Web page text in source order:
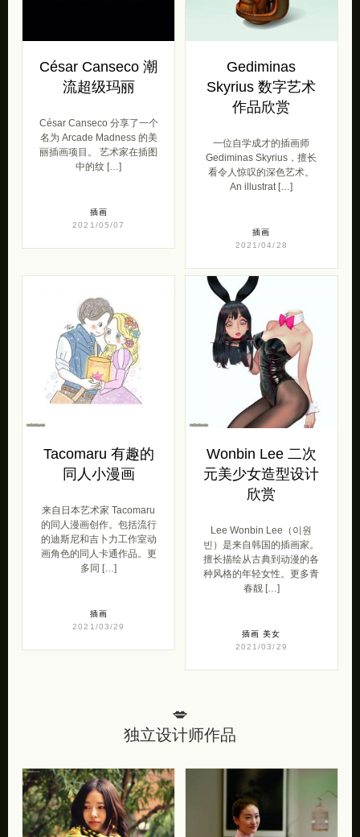
César Canseco 潮
流超级玛丽
César Canseco 分享了一个
名为 Arcade Madness 的美
丽插画项目。 艺术家在插图
中的纹 […]
插画
2021/05/07
Gediminas
Skyrius 数字艺术
作品欣赏
一位自学成才的插画师
Gediminas Skyrius，擅长
看令人惊叹的深色艺术。
An illustrat […]
插画
2021/04/28
Tacomaru 有趣的
同人小漫画
来自日本艺术家 Tacomaru
的同人漫画创作。包括流行
的迪斯尼和吉卜力工作室动
画角色的同人卡通作品。更
多同 […]
插画
2021/03/29
Wonbin Lee 二次
元美少女造型设计
欣赏
Lee Wonbin Lee（이원
빈）是来自韩国的插画家。
擅长描绘从古典到动漫的各
种风格的年轻女性。更多青
春靓 […]
插画 美女
2021/03/29
💋
独立设计师作品